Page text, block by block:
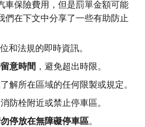
車保險費用，但是罰單金額可能
們在下文中分享了一些有助防止
和法規的即時資訊。
意時間 ，避免超出時限。
解所在區域的任何限製或規定。
消防栓附近或禁止停車區。
停放在無障礙停車區。